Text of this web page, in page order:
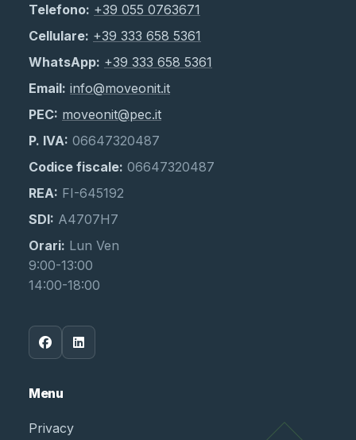
Telefono: +39 055 0763671
Cellulare: +39 333 658 5361
WhatsApp: +39 333 658 5361
Email: info@moveonit.it
PEC: moveonit@pec.it
P. IVA: 06647320487
Codice fiscale: 06647320487
REA: FI-645192
SDI: A4707H7
Orari: Lun Ven
9:00-13:00
14:00-18:00
Menu
Privacy